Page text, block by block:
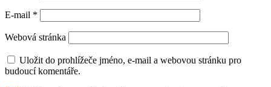
E-mail *
Webová stránka
Uložit do prohlížeče jméno, e-mail a webovou stránku pro
budoucí komentáře.